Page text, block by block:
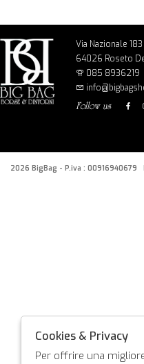
Via Nazionale 183
64026 Roseto
085 8936219
follow us
2026 BigBag - P.iva : 00916940679
Cookies & Privacy
Per offrire una